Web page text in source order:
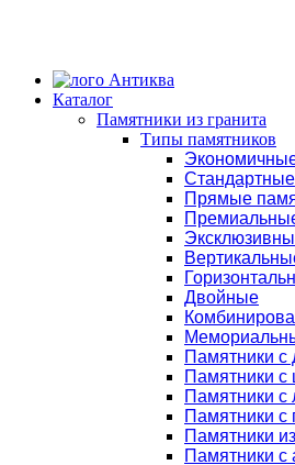
Каталог
Памятники из гранита
Типы памятников
Стандартные
Прямые
Двойные
Памятники с
Памятники с
Памятники с
Памятники с
Памятники
Памятники с